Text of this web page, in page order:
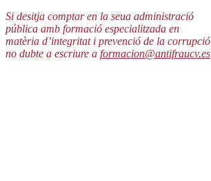
Si desitja comptar en la seua administració
pública amb formació especialitzada en
matèria d’integritat i prevenció de la corrupció,
no dubte a escriure a formacion@antifraucv.es